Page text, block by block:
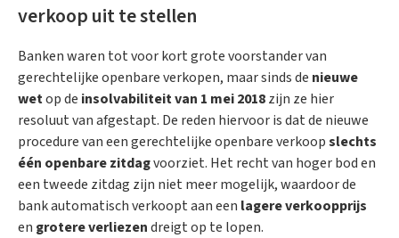
verkoop uit te stellen
Banken waren tot voor kort grote voorstander van
gerechtelijke openbare verkopen, maar sinds de nieuwe
wetop de insolvabiliteitvan 1 mei 2018zijn ze hier
resoluut van afgestapt. De reden hiervoor is dat de nieuwe
procedure van een gerechtelijke openbare verkoopslechts
één openbare zitdagvoorziet. Het recht van hoger bod en
een tweede zitdag zijn niet meer mogelijk, waardoor de
bank automatisch verkoopt aan een lagere verkoopprijs
en grotere verliezendreigt op te lopen.